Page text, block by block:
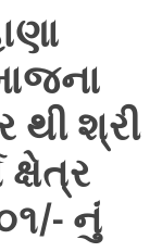
થી શ્રી
નું